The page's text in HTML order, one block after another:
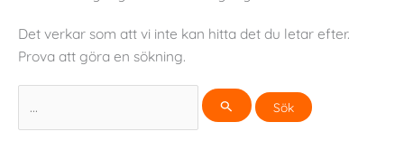
Det verkar som att vi inte kan hitta det du letar efter.
Prova att göra en sökning.
efter: